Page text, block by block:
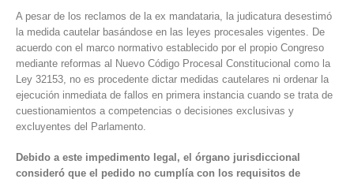
A pesar de los reclamos de la ex mandataria, la judicatura desestimó
la medida cautelar basándose en las leyes procesales vigentes. De
acuerdo con el marco normativo establecido por el propio Congreso
mediante reformas al Nuevo Código Procesal Constitucional como la
Ley 32153, no es procedente dictar medidas cautelares ni ordenar la
ejecución inmediata de fallos en primera instancia cuando se trata de
cuestionamientos a competencias o decisiones exclusivas y
excluyentes del Parlamento.
Debido a este impedimento legal, el órgano jurisdiccional
consideró que el pedido no cumplía con los requisitos de